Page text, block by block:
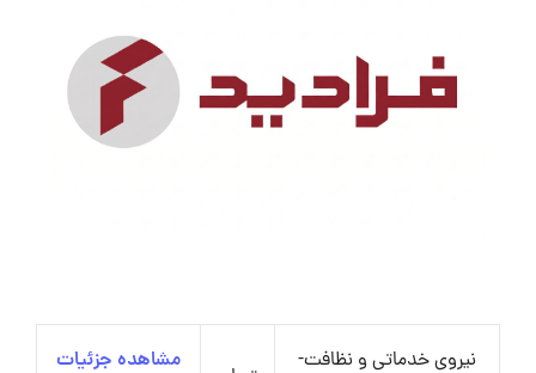
نیروی خدماتی و نظافت-
مشاهده جزئیات